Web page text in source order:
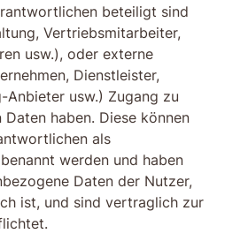
beteiligt sind
Vertriebsmitarbeiter,
usw.), oder externe
Dienstleister,
Anbieter usw.) Zugang zu
haben. Diese können
als
werden und haben
Daten der Nutzer,
ist, und sind vertraglich zur